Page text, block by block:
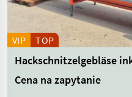
VIP TOP
Hackschnitzelgebläse
Cena na zapytanie